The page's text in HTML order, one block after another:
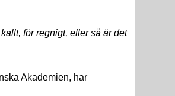
för regnigt, eller så är det
Akademien, har